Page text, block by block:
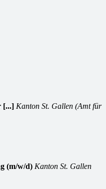
[...] Kanton St. Gallen (Amt für
(m/w/d) Kanton St. Gallen